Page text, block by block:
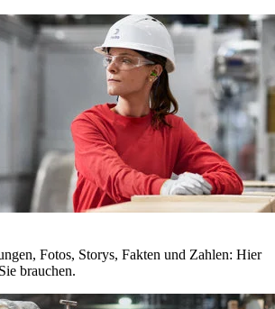
Fotos, Storys, Fakten und Zahlen: Hier
brauchen.